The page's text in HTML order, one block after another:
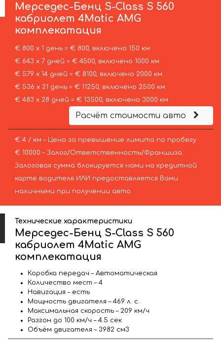
Мерседес-Бенц S-Class S 560
кабриолет 4Matic AMG
комплекатация
€ 800 х 1 день = € 800, включено 150 км
€ 643 х 7 дней = € 4500, включено 1000 км
€ 579 х 14 дней = € 8100, включено 2000 км
€ 536 х 21 день = € 11250, включено 2500 км
€ 483 х 28 дней = € 13500, включено 3000 км
Расчёт стоимости авто
€ 4 / км – Цена за превышение лимита по пробегу
€ 10000 – Залог/Ответственность/Франшиза.
Залоговая сумма блокируется нами на кредитной
карте водителя ИЛИ предоставляется Вами
наличными при получении авто.
Технические характеристики
Мерседес-Бенц S-Class S 560
кабриолет 4Matic AMG
комплекатация
Коробка передач – Автоматическая
Количество мест – 4
Навигация – есть
Мощность двигателя – 469 л. с.
Максимальная скорость – 209 км/ч
Разгон до 100 км/ч – 4.5 сек
Объём двигателя – 3982 см3